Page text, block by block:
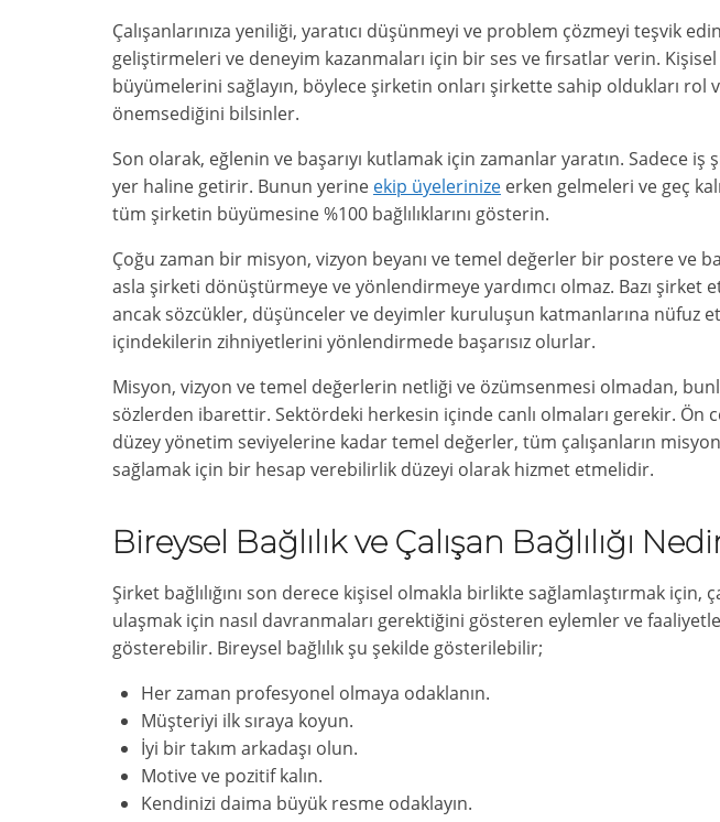
Çalışanlarınıza yeniliği, yaratıcı düşünmeyi ve problem çözmeyi teşvik
geliştirmeleri ve deneyim kazanmaları için bir ses ve fırsatlar verin.
büyümelerini sağlayın, böylece şirketin onları şirkette sahip oldukları rol
önemsediğini bilsinler.
Son olarak, eğlenin ve başarıyı kutlamak için zamanlar yaratın. Sadece iş
yer haline getirir. Bunun yerine ekip üyelerinize erken gelmeleri ve geç
tüm şirketin büyümesine %100 bağlılıklarını gösterin.
Çoğu zaman bir misyon, vizyon beyanı ve temel değerler bir postere ve
asla şirketi dönüştürmeye ve yönlendirmeye yardımcı olmaz. Bazı şirket
ancak sözcükler, düşünceler ve deyimler kuruluşun katmanlarına nüfuz
içindekilerin zihniyetlerini yönlendirmede başarısız olurlar.
Misyon, vizyon ve temel değerlerin netliği ve özümsenmesi olmadan,
sözlerden ibarettir. Sektördeki herkesin içinde canlı olmaları gerekir. Ön
düzey yönetim seviyelerine kadar temel değerler, tüm çalışanların misyon
sağlamak için bir hesap verebilirlik düzeyi olarak hizmet etmelidir.
Bireysel Bağlılık ve Çalışan Bağlılığı
Şirket bağlılığını son derece kişisel olmakla birlikte sağlamlaştırmak için,
ulaşmak için nasıl davranmaları gerektiğini gösteren eylemler ve
gösterebilir. Bireysel bağlılık şu şekilde gösterilebilir;
Her zaman profesyonel olmaya odaklanın.
Müşteriyi ilk sıraya koyun.
İyi bir takım arkadaşı olun.
Motive ve pozitif kalın.
Kendinizi daima büyük resme odaklayın.